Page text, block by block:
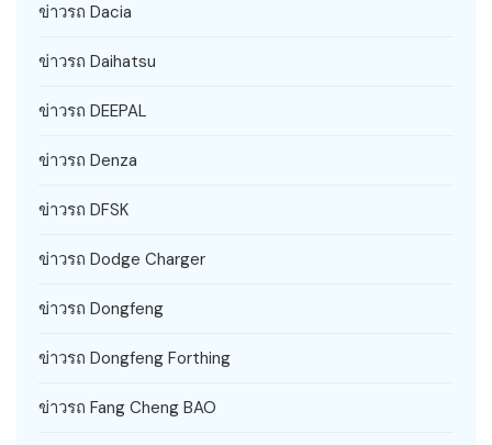
ข่าวรถ Dacia
ข่าวรถ Daihatsu
ข่าวรถ DEEPAL
ข่าวรถ Denza
ข่าวรถ DFSK
ข่าวรถ Dodge Charger
ข่าวรถ Dongfeng
ข่าวรถ Dongfeng Forthing
ข่าวรถ Fang Cheng BAO